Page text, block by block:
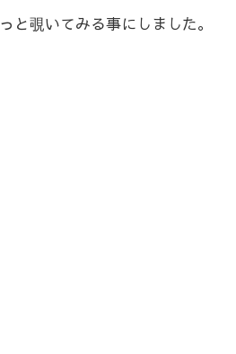
覗いてみる事にしました。